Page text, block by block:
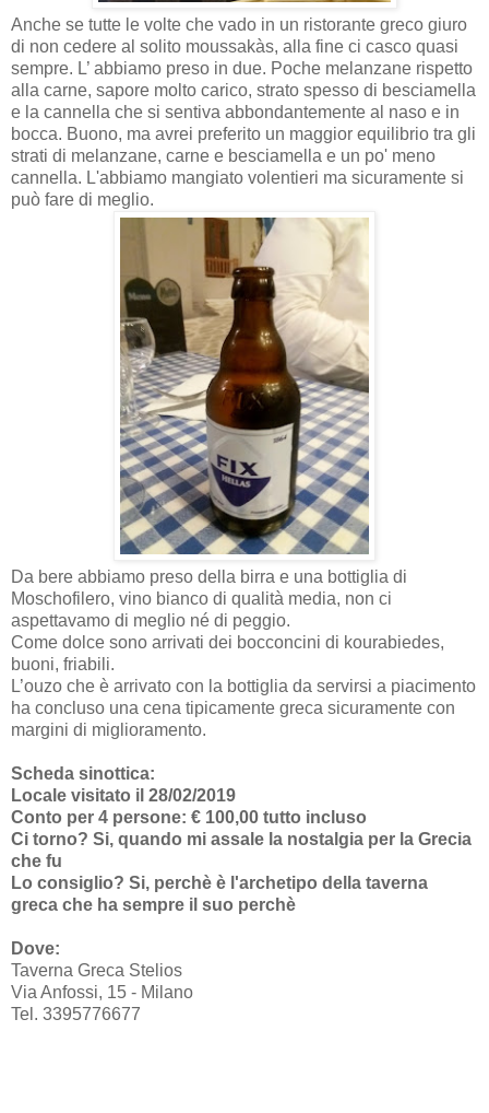
Anche se tutte le volte che vado in un ristorante greco giuro
di non cedere al solito moussakàs, alla fine ci casco quasi
sempre. L’ abbiamo preso in due. Poche melanzane rispetto
alla carne, sapore molto carico, strato spesso di besciamella
e la cannella che si sentiva abbondantemente al naso e in
bocca. Buono, ma avrei preferito un maggior equilibrio tra gli
strati di melanzane, carne e besciamella e un po' meno
cannella. L'abbiamo mangiato volentieri ma sicuramente si
può fare di meglio.
Da bere abbiamo preso della birra e una bottiglia di
Moschofilero, vino bianco di qualità media, non ci
aspettavamo di meglio né di peggio.
Come dolce sono arrivati dei bocconcini di kourabiedes,
buoni, friabili.
L’ouzo che è arrivato con la bottiglia da servirsi a piacimento
ha concluso una cena tipicamente greca sicuramente con
margini di miglioramento.
Scheda sinottica:
Locale visitato il 28/02/2019
Conto per 4 persone: € 100,00 tutto incluso
Ci torno? Si, quando mi assale la nostalgia per la Grecia
che fu
Lo consiglio? Si, perchè è l'archetipo della taverna
greca che ha sempre il suo perchè
Dove:
Taverna Greca Stelios
Via Anfossi, 15 - Milano
Tel. 3395776677